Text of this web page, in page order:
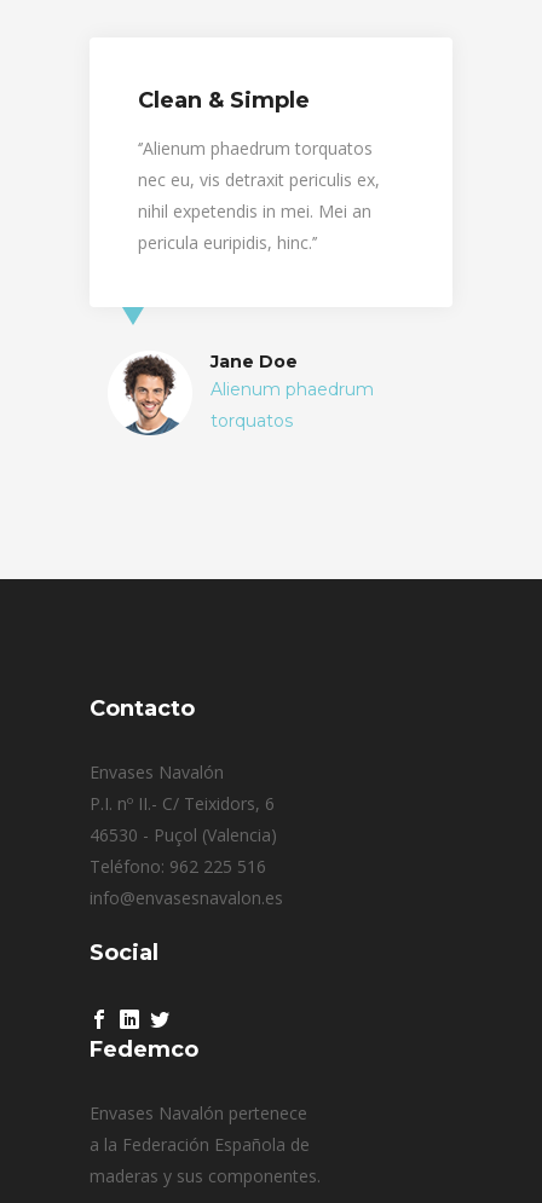
Clean & Simple
‘’Alienum phaedrum torquatos
nec eu, vis detraxit periculis ex,
nihil expetendis in mei. Mei an
pericula euripidis, hinc.’’
Jane Doe
Alienum phaedrum
torquatos
Contacto
Envases Navalón
P.I. nº II.- C/ Teixidors, 6
46530 - Puçol (Valencia)
Teléfono: 962 225 516
info@envasesnavalon.es
Social
Fedemco
Envases Navalón pertenece
a la Federación Española de
maderas y sus componentes.